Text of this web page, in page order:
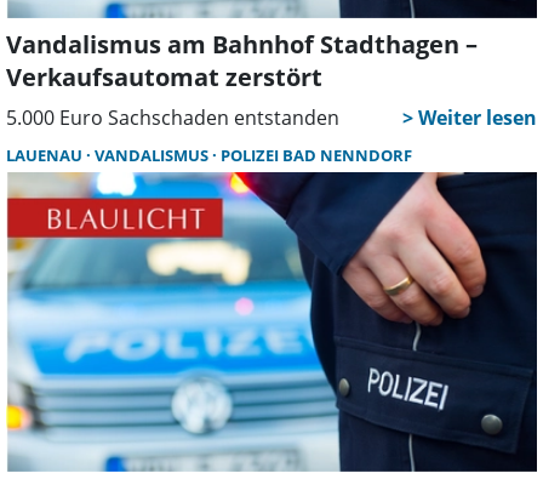
Vandalismus am Bahnhof Stadthagen –
Verkaufsautomat zerstört
5.000 Euro Sachschaden entstanden
LAUENAU VANDALISMUS POLIZEI BAD NENNDORF